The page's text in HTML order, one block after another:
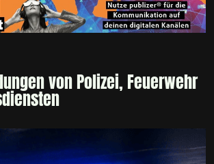
von Polizei, Feuerwehr